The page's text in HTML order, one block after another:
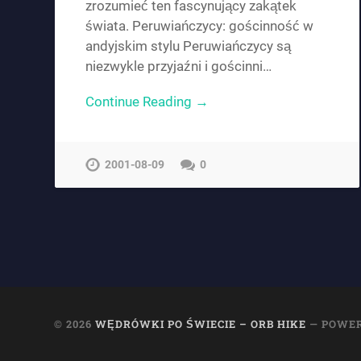
zrozumieć ten fascynujący zakątek
świata. Peruwiańczycy: gościnność w
andyjskim stylu Peruwiańczycy są
niezwykle przyjaźni i gościnni…
Continue Reading →
2001-08-09 0
© 2026WĘDRÓWKI PO ŚWIECIE – ORB HIKE —